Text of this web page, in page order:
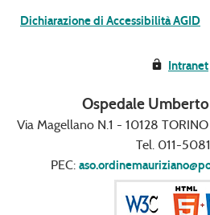
Dichiarazione di Accessibilità AGID
Intranet
Ospedale
Via Magellano N.1 - 10128
Tel. 011-
PEC: